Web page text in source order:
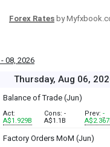
Forex Ratesby